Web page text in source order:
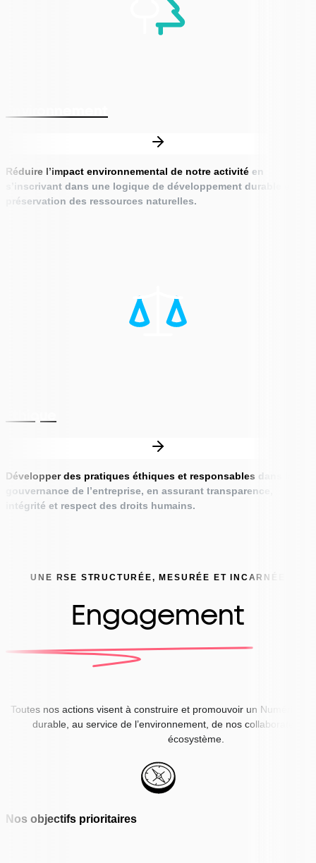
Réduire l’impact environnemental de notre activité en
s’inscrivant dans une logique de développement durable et de
préservation des ressources naturelles.
Développer des pratiques éthiques et responsables dans la
gouvernance de l’entreprise, en assurant transparence,
intégrité et respect des droits humains.
UNE RSE STRUCTURÉE, MESURÉE ET INCARNÉE
Engagement
Toutes nos actions visent à construire et promouvoir un Numérique
durable, au service de l’environnement, de nos collaborateurs
écosystème.
Nos objectifs prioritaires